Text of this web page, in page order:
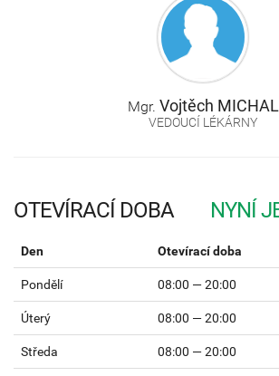
Mgr. Vojtěch MICHAL
VEDOUCÍ LÉKÁRNY
OTEVÍRACÍ DOBA
Den Otevírací doba
Pondělí 08:00 — 20:00
Úterý 08:00 — 20:00
Středa 08:00 — 20:00